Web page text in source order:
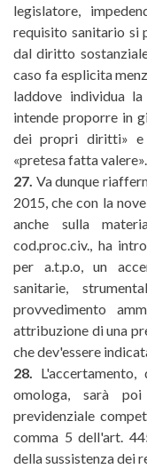
legislatore,
requisito sanitario si
dal diritto
caso fa esplicita
laddove individua
intende proporre in
dei propri diritti» e
«pretesa fatta valere».
27. Va dunque
2015, che con la
anche sulla
cod.proc.civ., ha
per a.t.p.o, un
sanitarie,
provvedimento
attribuzione di una
che dev'essere
28.
omologa, sarà
previdenziale
comma 5 dell'art.
della sussistenza dei